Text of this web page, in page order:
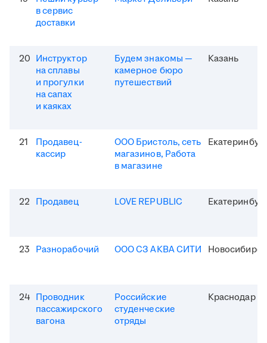
в сервис
доставки
20 Инструктор
на сплавы
и прогулки
на сапах
и каяках
Будем знакомы —
камерное бюро
путешествий
Казань
21
Продавец-
кассир
ООО Бристоль, сеть
магазинов, Работа
в магазине
22 Продавец LOVE REPUBLIC
23 Разнорабочий ООО СЗ АКВА СИТИ Новосибирск
24 Проводник
пассажирского
вагона
Российские
студенческие
отряды
Краснодар